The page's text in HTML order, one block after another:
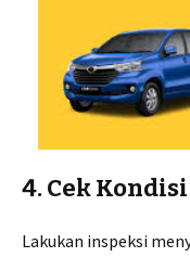
4. Cek
Lakukan inspeksi